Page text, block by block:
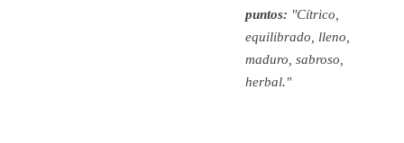
puntos: "Cítrico,
equilibrado, lleno,
maduro, sabroso,
herbal."